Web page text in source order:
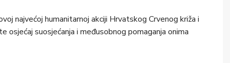
najvećoj humanitarnoj akciji Hrvatskog Crvenog križa i
suosjećanja i međusobnog pomaganja onima